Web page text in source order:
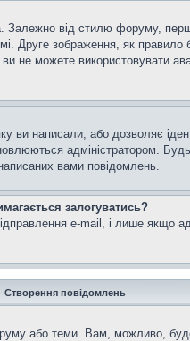
від стилю форуму,
Друге зображення, як
можете використовувати
написали, або дозволяє
адміністратором.
вами повідомлень.
залогуватись?
e-mail, і лише якщо
Створення повідомлень
або теми. Вам, можливо,